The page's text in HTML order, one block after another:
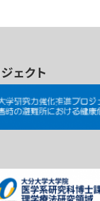
ェクト